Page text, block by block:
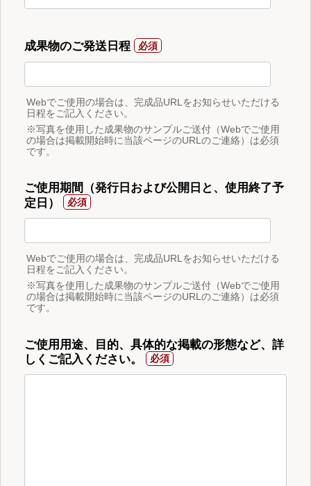
成果物のご発送日程
Webでご使用の場合は、完成品URLをお知らせいただける
日程をご記入ください。
※写真を使用した成果物のサンプルご送付（Webでご使用
の場合は掲載開始時に当該ページのURLのご連絡）は必須
です。
ご使用期間（発行日および公開日と、使用終了予
定日）
Webでご使用の場合は、完成品URLをお知らせいただける
日程をご記入ください。
※写真を使用した成果物のサンプルご送付（Webでご使用
の場合は掲載開始時に当該ページのURLのご連絡）は必須
です。
ご使用用途、目的、具体的な掲載の形態など、詳
しくご記入ください。